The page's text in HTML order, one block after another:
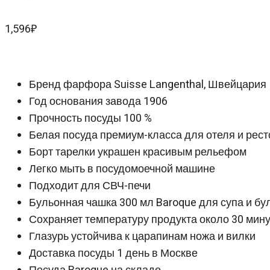
1,596₽
Бренд фарфора Suisse Langenthal, Швейцария
Год основания завода 1906
Прочность посуды 100 %
Белая посуда премиум-класса для отеля и
Борт тарелки украшен красивым рельефом
Легко мыть в посудомоечной машине
Подходит для СВЧ-печи
Бульонная чашка 300 мл Baroque для супа и
Сохраняет температуру продукта около 30
Глазурь устойчива к царапинам ножа и вилки
Доставка посуды 1 день в Москве